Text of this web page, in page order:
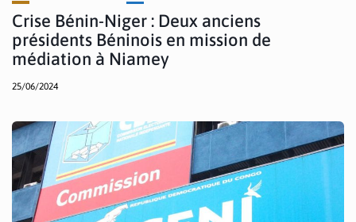
Crise Bénin-Niger : Deux anciens
présidents Béninois en mission de
médiation à Niamey
25/06/2024